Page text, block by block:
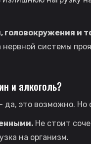
головокружения и
нервной системы
и алкоголь?
да, это возможно.
Не стоит
на организм.